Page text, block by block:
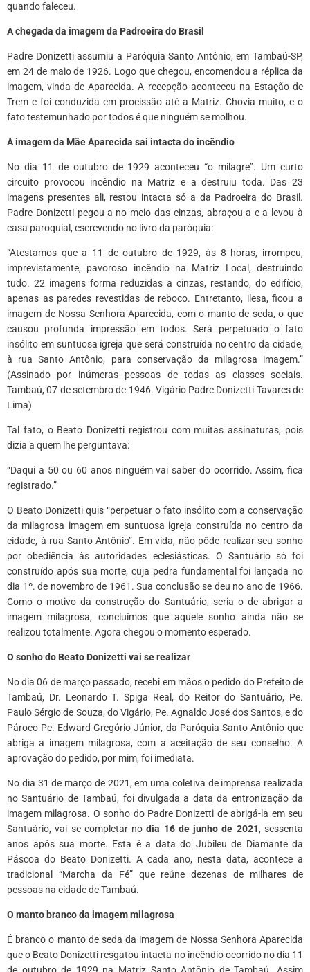
quando faleceu.
A chegada da imagem da Padroeira do Brasil
Padre Donizetti assumiu a Paróquia Santo Antônio, em Tambaú-SP,
em 24 de maio de 1926. Logo que chegou, encomendou a réplica da
imagem, vinda de Aparecida. A recepção aconteceu na Estação de
Trem e foi conduzida em procissão até a Matriz. Chovia muito, e o
fato testemunhado por todos é que ninguém se molhou.
A imagem da Mãe Aparecida sai intacta do incêndio
No dia 11 de outubro de 1929 aconteceu “o milagre”. Um curto
circuito provocou incêndio na Matriz e a destruiu toda. Das 23
imagens presentes ali, restou intacta só a da Padroeira do Brasil.
Padre Donizetti pegou-a no meio das cinzas, abraçou-a e a levou à
casa paroquial, escrevendo no livro da paróquia:
“Atestamos que a 11 de outubro de 1929, às 8 horas, irrompeu,
imprevistamente, pavoroso incêndio na Matriz Local, destruindo
tudo. 22 imagens forma reduzidas a cinzas, restando, do edifício,
apenas as paredes revestidas de reboco. Entretanto, ilesa, ficou a
imagem de Nossa Senhora Aparecida, com o manto de seda, o que
causou profunda impressão em todos. Será perpetuado o fato
insólito em suntuosa igreja que será construída no centro da cidade,
à rua Santo Antônio, para conservação da milagrosa imagem.”
(Assinado por inúmeras pessoas de todas as classes sociais.
Tambaú, 07 de setembro de 1946. Vigário Padre Donizetti Tavares de
Lima)
Tal fato, o Beato Donizetti registrou com muitas assinaturas, pois
dizia a quem lhe perguntava:
“Daqui a 50 ou 60 anos ninguém vai saber do ocorrido. Assim, fica
registrado.”
O Beato Donizetti quis “perpetuar o fato insólito com a conservação
da milagrosa imagem em suntuosa igreja construída no centro da
cidade, à rua Santo Antônio”. Em vida, não pôde realizar seu sonho
por obediência às autoridades eclesiásticas. O Santuário só foi
construído após sua morte, cuja pedra fundamental foi lançada no
dia 1º. de novembro de 1961. Sua conclusão se deu no ano de 1966.
Como o motivo da construção do Santuário, seria o de abrigar a
imagem milagrosa, concluímos que aquele sonho ainda não se
realizou totalmente. Agora chegou o momento esperado.
O sonho do Beato Donizetti vai se realizar
No dia 06 de março passado, recebi em mãos o pedido do Prefeito de
Tambaú, Dr. Leonardo T. Spiga Real, do Reitor do Santuário, Pe.
Paulo Sérgio de Souza, do Vigário, Pe. Agnaldo José dos Santos, e do
Pároco Pe. Edward Gregório Júnior, da Paróquia Santo Antônio que
abriga a imagem milagrosa, com a aceitação de seu conselho. A
aprovação do pedido, por mim, foi imediata.
No dia 31 de março de 2021, em uma coletiva de imprensa realizada
no Santuário de Tambaú, foi divulgada a data da entronização da
imagem milagrosa. O sonho do Padre Donizetti de abrigá-la em seu
Santuário, vai se completar nodia 16 de junho de 2021, sessenta
anos após sua morte. Esta é a data do Jubileu de Diamante da
Páscoa do Beato Donizetti. A cada ano, nesta data, acontece a
tradicional “Marcha da Fé” que reúne dezenas de milhares de
pessoas na cidade de Tambaú.
O manto branco da imagem milagrosa
É branco o manto de seda da imagem de Nossa Senhora Aparecida
que o Beato Donizetti resgatou intacta no incêndio ocorrido no dia 11